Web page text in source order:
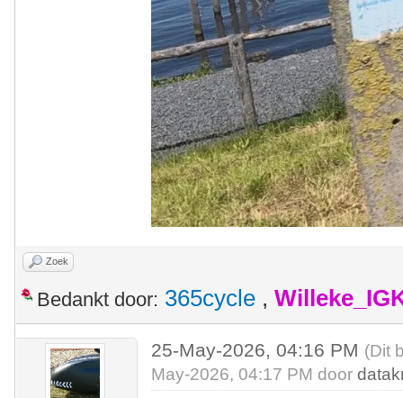
Zoek
Bedankt door: 365cycle ,
25-May-2026, 04:16 PM (Dit
May-2026, 04:17 PM door